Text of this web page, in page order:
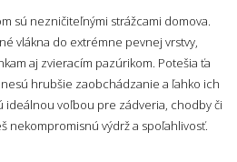
sú nezničiteľnými strážcami domova.
vlákna do extrémne pevnej vrstvy,
aj zvieracím pazúrikom. Potešia ťa
hrubšie zaobchádzanie a ľahko ich
ideálnou voľbou pre zádveria, chodby či
nekompromisnú výdrž a spoľahlivosť.